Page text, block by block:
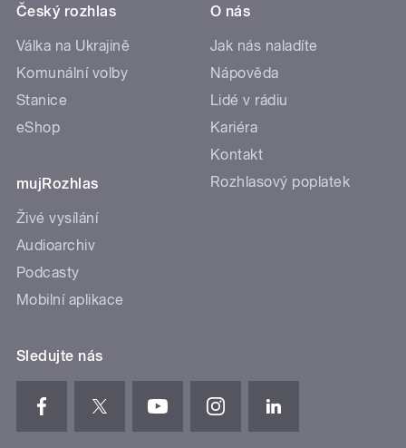
Český rozhlas
Válka na Ukrajině
Komunální volby
Stanice
eShop
mujRozhlas
Živé vysílání
Audioarchiv
Podcasty
Mobilní aplikace
O nás
Jak nás naladíte
Nápověda
Lidé v rádiu
Kariéra
Kontakt
Rozhlasový poplatek
Sledujte nás